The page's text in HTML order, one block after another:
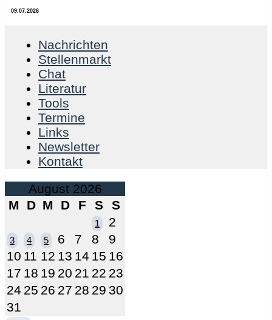
09.07.2026
Nachrichten
Stellenmarkt
Chat
Literatur
Tools
Termine
Links
Newsletter
Kontakt
August 2026
M
D M D F S S
1 2
3 4 5 6 7 8
9
10 11 12 13 14 15 16
17 18 19 20 21 22 23
24 25 26 27 28 29 30
31